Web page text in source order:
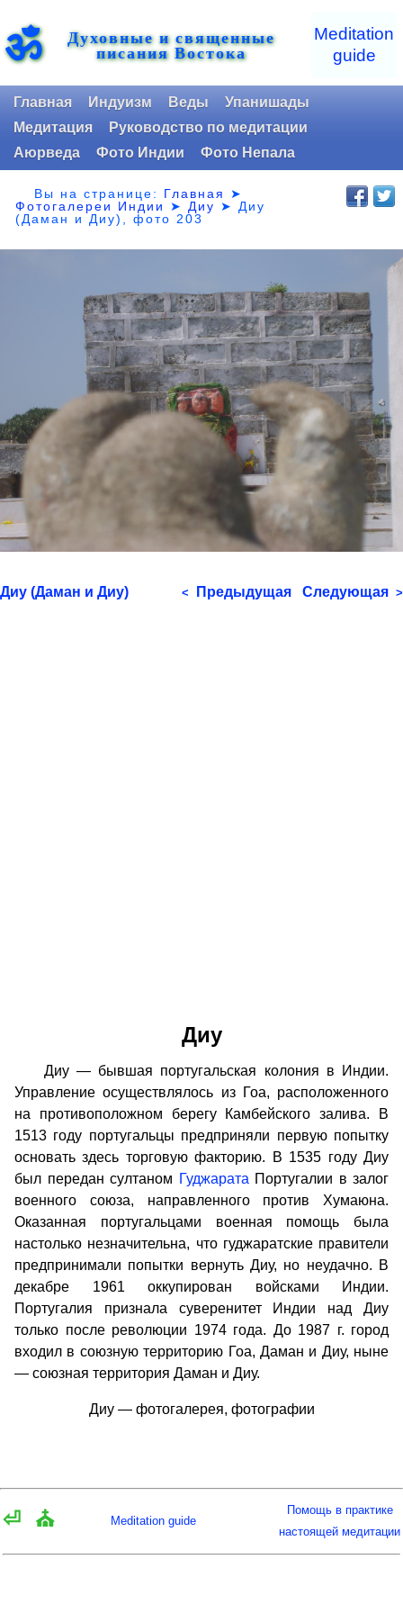
ॐ Духовные и священные
писания Востока
Meditation
guide
Главная Индуизм Веды
Упанишады
Медитация
Руководство по медитации
Аюрведа
Фото Индии Фото Непала
Вы на странице: Главная
➤
Фотогалереи Индии
➤ Диу ➤ Диу
(Даман и Диу), фото 203
Диу (Даман и Диу) < Предыдущая Следующая >
Диу
Диу — бывшая португальская колония в Индии.
Управление осуществлялось из Гоа, расположенного
на противоположном берегу Камбейского залива. В
1513 году португальцы предприняли первую попытку
основать здесь торговую факторию. В 1535 году Диу
был передан султаном Гуджарата Португалии в залог
военного союза, направленного против Хумаюна.
Оказанная португальцами военная помощь была
настолько незначительна, что гуджаратские правители
предпринимали попытки вернуть Диу, но неудачно. В
декабре 1961 оккупирован войсками Индии.
Португалия признала суверенитет Индии над Диу
только после революции 1974 года. До 1987 г. город
входил в союзную территорию Гоа, Даман и Диу, ныне
— союзная территория Даман и Диу.
Диу — фотогалерея, фотографии
⏎ ⛪ Meditation guide
Помощь в практике
настоящей медитации